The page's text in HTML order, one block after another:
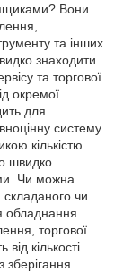
Вони
та інших
знаходити.
та торгової
окремої
для
систему
кількістю
швидко
Чи можна
чи
обладнання
торгової
кількості